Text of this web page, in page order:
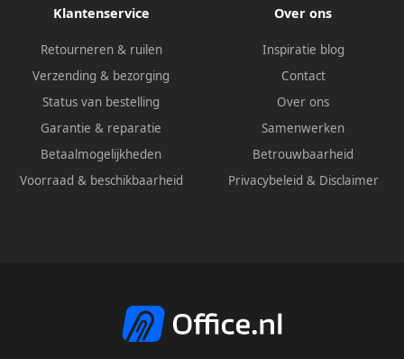
Klantenservice
Retourneren & ruilen
Verzending & bezorging
Status van bestelling
Garantie & reparatie
Betaalmogelijkheden
Voorraad & beschikbaarheid
Over ons
Inspiratie blog
Contact
Over ons
Samenwerken
Betrouwbaarheid
Privacybeleid & Disclaimer